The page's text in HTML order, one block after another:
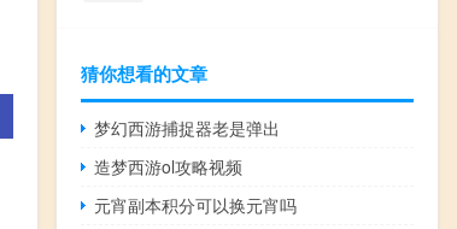
猜你想看的文章
梦幻西游捕捉器老是弹出
造梦西游ol攻略视频
元宵副本积分可以换元宵吗